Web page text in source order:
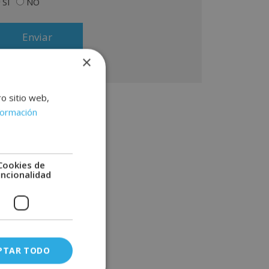
Puede ejercitar sus derechos
suficientemente, dirigiéndose a la
info@grupoinenka.lat. Para más información
×
sitio web,
de
TODO